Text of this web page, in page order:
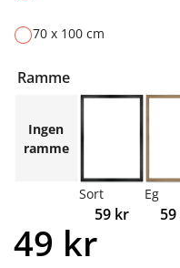
70 x 100 cm
Ramme
Ingen
ramme
Sort
59 kr
Eg
59
49 kr